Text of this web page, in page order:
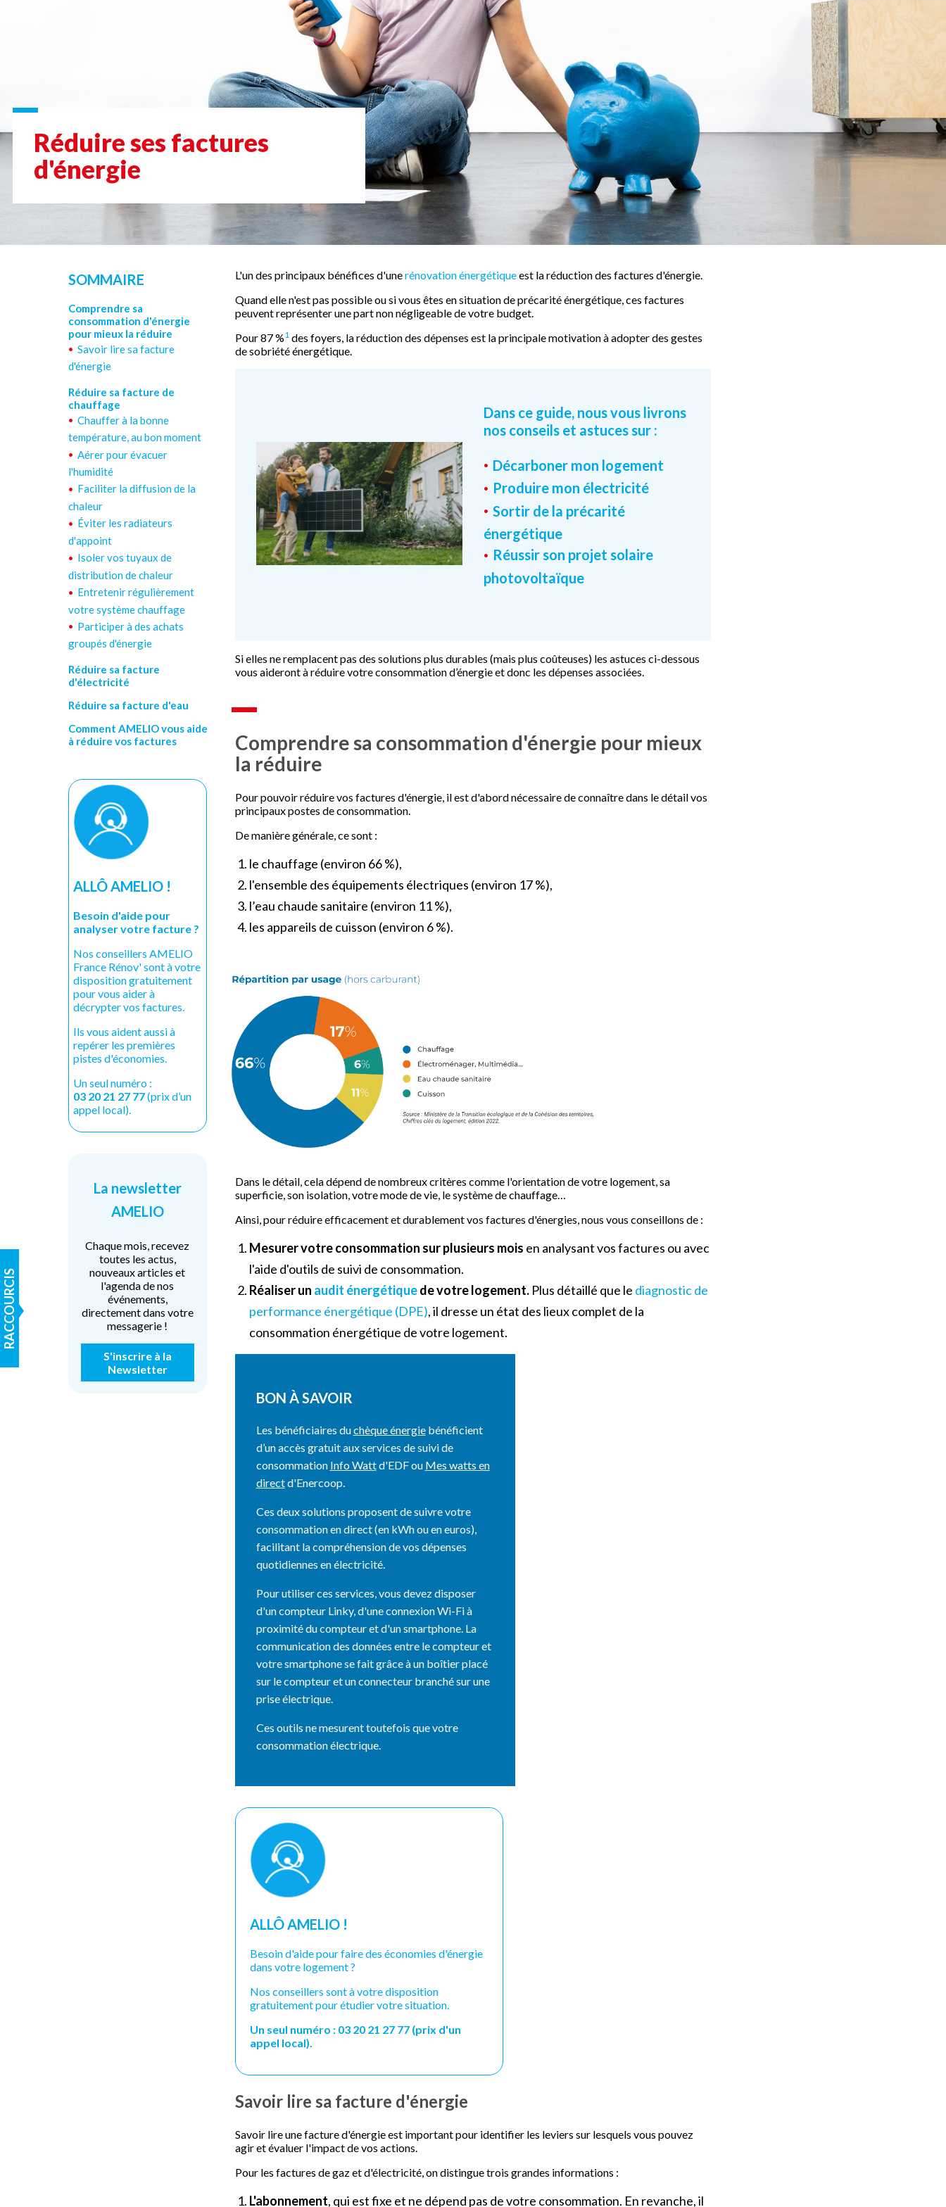
Réduire ses factures
d'énergie
SOMMAIRE
Comprendre sa
consommation d'énergie
pour mieux la réduire
Savoir lire sa facture
d'énergie
Réduire sa facture de
chauffage
Chauffer à la bonne
température, au bon moment
Aérer pour évacuer
l'humidité
Faciliter la diffusion de la
chaleur
Éviter les radiateurs
d'appoint
Isoler vos tuyaux de
distribution de chaleur
Entretenir régulièrement
votre système chauffage
Participer à des achats
groupés d'énergie
Réduire sa facture
d'électricité
Réduire sa facture d'eau
Comment AMELIO vous aide
à réduire vos factures
ALLÔ AMELIO !
Besoin d'aide pour
analyser votre facture ?
Nos conseillers AMELIO
France Rénov' sont à votre
disposition gratuitement
pour vous aider à
décrypter vos factures.
Ils vous aident aussi à
repérer les premières
pistes d'économies.
Un seul numéro :
03 20 21 27 77(prix d’un
appel local).
La newsletter
AMELIO
Chaque mois, recevez
toutes les actus,
nouveaux articles et
l'agenda de nos
événements,
directement dans votre
messagerie !
S'inscrire à la
Newsletter
L'un des principaux bénéfices d'unerénovation énergétiqueest la réduction des factures d'énergie.
Quand elle n'est pas possible ou si vous êtes en situation de précarité énergétique, ces factures
peuvent représenter une part non négligeable de votre budget.
Pour 87 %1des foyers, la réduction des dépenses est la principale motivation à adopter des gestes
de sobriété énergétique.
Dans ce guide, nous vous livrons
nos conseils et astuces sur :
Décarboner mon logement
Produire mon électricité
Sortir de la précarité
énergétique
Réussir son projet solaire
photovoltaïque
Si elles ne remplacent pas des solutions plus durables (mais plus coûteuses) les astuces ci-dessous
vous aideront à réduire votre consommation d’énergie et donc les dépenses associées.
Comprendre sa consommation d'énergie pour mieux
la réduire
Pour pouvoir réduire vos factures d'énergie, il est d'abord nécessaire de connaître dans le détail vos
principaux postes de consommation.
De manière générale, ce sont :
le chauffage (environ 66 %),
l'ensemble des équipements électriques (environ 17 %),
l’eau chaude sanitaire (environ 11 %),
les appareils de cuisson (environ 6 %).
Dans le détail, cela dépend de nombreux critères comme l'orientation de votre logement, sa
superficie, son isolation, votre mode de vie, le système de chauffage…
Ainsi, pour réduire efficacement et durablement vos factures d'énergies, nous vous conseillons de :
Mesurer votre consommation sur plusieurs mois en analysant vos factures ou avec
l'aide d'outils de suivi de consommation.
Réaliser un audit énergétiquede votre logement.Plus détaillé que le diagnostic de
performance énergétique (DPE), il dresse un état des lieux complet de la
consommation énergétique de votre logement.
BON À SAVOIR
Les bénéficiaires duchèque énergiebénéficient
d’un accès gratuit aux services de suivi de
consommation Info Wattd'EDF ou Mes watts en
directd'Enercoop.
Ces deux solutions proposent de suivre votre
consommation en direct (en kWh ou en euros),
facilitant la compréhension de vos dépenses
quotidiennes en électricité.
Pour utiliser ces services, vous devez disposer
d'un compteur Linky, d'une connexion Wi-Fi à
proximité du compteur et d'un smartphone. La
communication des données entre le compteur et
votre smartphone se fait grâce à un boîtier placé
sur le compteur et un connecteur branché sur une
prise électrique.
Ces outils ne mesurent toutefois que votre
consommation électrique.
ALLÔ AMELIO !
Besoin d'aide pour faire des économies d'énergie
dans votre logement ?
Nos conseillers sont à votre disposition
gratuitement pour étudier votre situation.
Un seul numéro : 03 20 21 27 77 (prix d'un
appel local).
Savoir lire sa facture d'énergie
Savoir lire une facture d'énergie est important pour identifier les leviers sur lesquels vous pouvez
agir et évaluer l'impact de vos actions.
Pour les factures de gaz et d'électricité, on distingue trois grandes informations :
L'abonnement, qui est fixe et ne dépend pas de votre consommation. En revanche, il
RACCOURCIS